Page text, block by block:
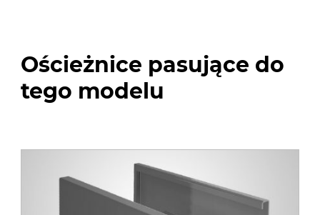
Ościeżnice pasujące do
tego modelu